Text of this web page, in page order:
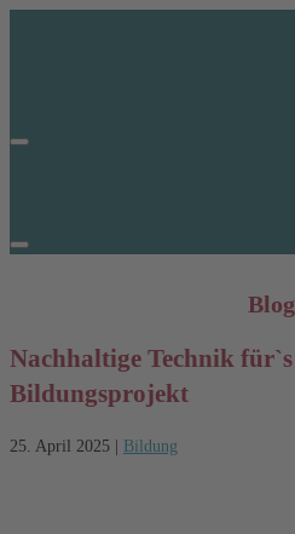
Blog
Nachhaltige Technik für`s
Bildungsprojekt
25. April 2025 Bildung